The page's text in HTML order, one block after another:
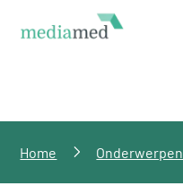
Home Onderwerpen